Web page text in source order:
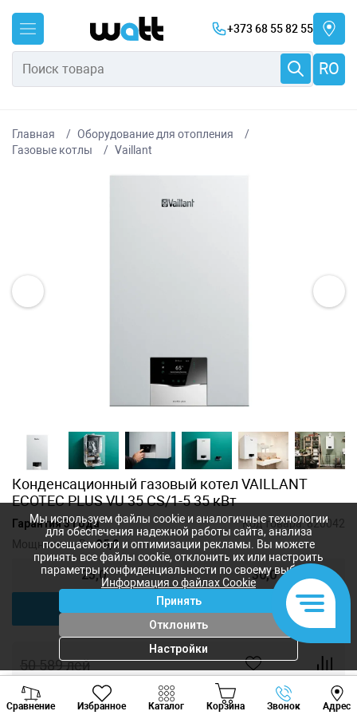
+373 68 55 82 55
RO
Главная
Оборудование для отопления
Газовые котлы
Vaillant
Конденсационный газовый котел VAILLANT
ECOTEC PLUS VU 35 CS/1-5 35 кВт
Гарантия 3 года Код товара:820042
Мощность, кВт:35,0
25,0 30,0
50 589лей
45 990 лей
Сравнение Избранное Каталог Корзина Звонок Адрес
Viber Whatsapp
Мы используем файлы cookie и аналогичные технологии
для обеспечения надежной работы сайта, анализа
посещаемости и оптимизации рекламы. Вы можете
принять все файлы cookie, отклонить их или настроить
параметры конфиденциальности по своему выбору.
Информация о файлах Cookie
Принять
Отклонить
Настройки